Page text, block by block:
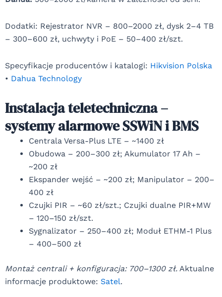
Dodatki: Rejestrator NVR – 800–2000 zł, dysk 2–4 TB
– 300–600 zł, uchwyty i PoE – 50–400 zł/szt.
Specyfikacje producentów i katalogi: Hikvision Polska
• Dahua Technology
Instalacja teletechniczna –
systemy alarmowe SSWiN i BMS
Centrala Versa-Plus LTE – ~1400 zł
Obudowa – 200–300 zł; Akumulator 17 Ah –
~200 zł
Ekspander wejść – ~200 zł; Manipulator – 200–
400 zł
Czujki PIR – ~60 zł/szt.; Czujki dualne PIR+MW
– 120–150 zł/szt.
Sygnalizator – 250–400 zł; Moduł ETHM-1 Plus
– 400–500 zł
Montaż centrali + konfiguracja: 700–1300 zł. Aktualne
informacje produktowe: Satel.